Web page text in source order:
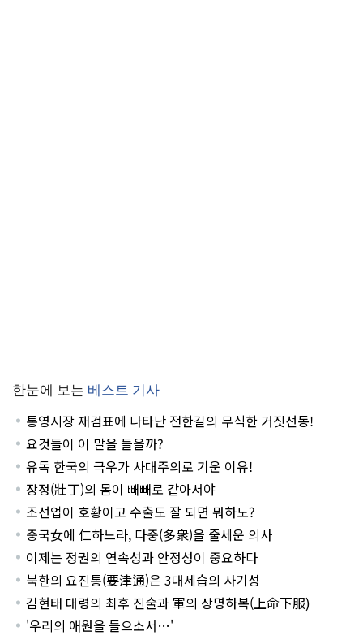
한눈에 보는 베스트 기사
통영시장 재검표에 나타난 전한길의 무식한 거짓선동!
요것들이 이 말을 들을까?
유독 한국의 극우가 사대주의로 기운 이유!
장정(壯丁)의 몸이 빼빼로 같아서야
조선업이 호황이고 수출도 잘 되면 뭐하노?
중국女에 仁하느라, 다중(多衆)을 줄세운 의사
이제는 정권의 연속성과 안정성이 중요하다
북한의 요진통(要津通)은 3대세습의 사기성
김현태 대령의 최후 진술과 軍의 상명하복(上命下服)
'우리의 애원을 들으소서…'